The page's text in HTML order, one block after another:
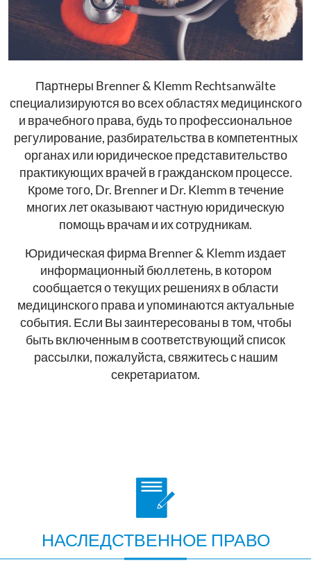
Партнеры Brenner & Klemm Rechtsanwälte
специализируются во всех областях медицинского
и врачебного права, будь то профессиональное
регулирование, разбирательства в компетентных
органах или юридическое представительство
практикующих врачей в гражданском процессе.
Кроме того, Dr. Brenner и Dr. Klemm в течение
многих лет оказывают частную юридическую
помощь врачам и их сотрудникам.
Юридическая фирма Brenner & Klemm издает
информационный бюллетень, в котором
сообщается о текущих решениях в области
медицинского права и упоминаются актуальные
события. Если Вы заинтересованы в том, чтобы
быть включенным в соответствующий список
рассылки, пожалуйста, свяжитесь с нашим
секретариатом.
НАСЛЕДСТВЕННОЕ ПРАВО